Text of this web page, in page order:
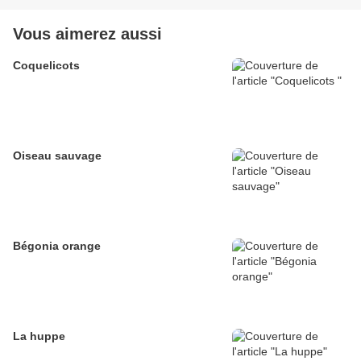
Vous aimerez aussi
Coquelicots
Oiseau sauvage
Bégonia orange
La huppe